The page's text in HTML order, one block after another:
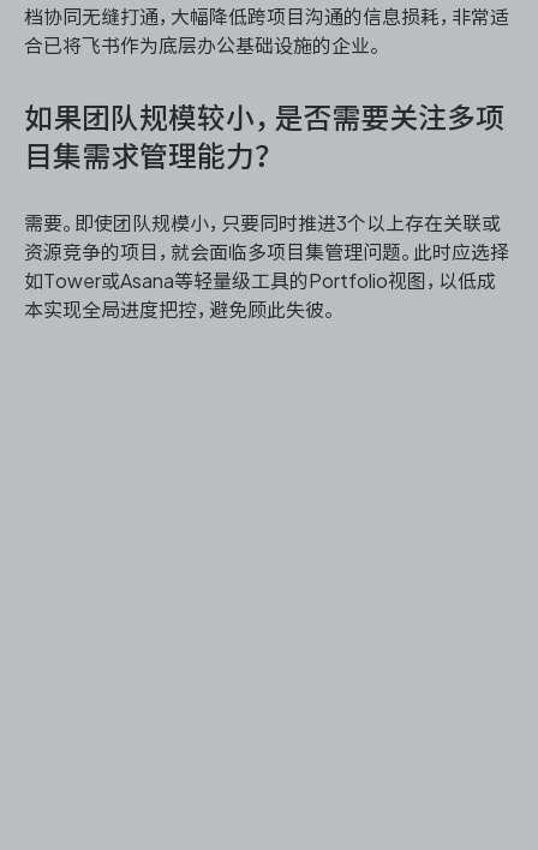
档协同无缝打通，大幅降低跨项目沟通的信息损耗，非常适
合已将飞书作为底层办公基础设施的企业。
如果团队规模较小，是否需要关注多项
目集需求管理能力？
需要。即使团队规模小，只要同时推进3个以上存在关联或
资源竞争的项目，就会面临多项目集管理问题。此时应选择
如Tower或Asana等轻量级工具的Portfolio视图，以低成
本实现全局进度把控，避免顾此失彼。